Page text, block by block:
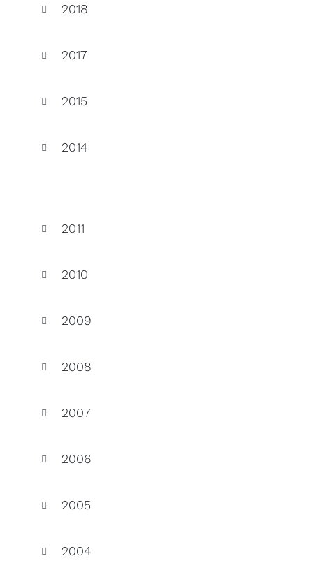
2018
2017
2015
2014
2011
2010
2009
2008
2007
2006
2005
2004